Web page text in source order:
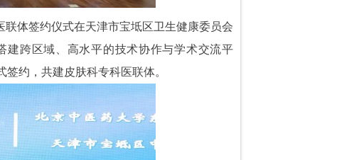
联体签约仪式在天津市宝坻区卫生健康委员会
建跨区域、高水平的技术协作与学术交流平
约，共建皮肤科专科医联体。